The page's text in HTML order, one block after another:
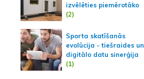
izvēlēties piemērotāko
(2)
Sporta skatīšanās
evolūcija - tiešraides un
digitālo datu sinerģija
(1)